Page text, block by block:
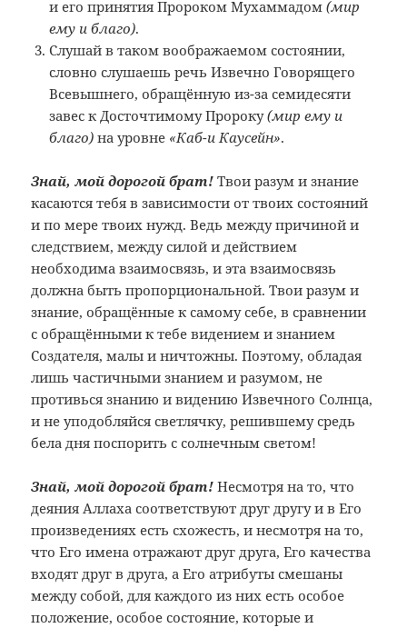
и его принятия Пророком Мухаммадом(мир
ему и благо).
Слушай в таком воображаемом состоянии,
словно слушаешь речь Извечно Говорящего
Всевышнего, обращённую из-за семидесяти
завес к Досточтимому Пророку(мир ему и
благо)на уровне «Каб-и Каусейн».
Знай, мой дорогой брат! Твои разум и знание
касаются тебя в зависимости от твоих состояний
и по мере твоих нужд. Ведь между причиной и
следствием, между силой и действием
необходима взаимосвязь, и эта взаимосвязь
должна быть пропорциональной. Твои разум и
знание, обращённые к самому себе, в сравнении
с обращёнными к тебе видением и знанием
Создателя, малы и ничтожны. Поэтому, обладая
лишь частичными знанием и разумом, не
противься знанию и видению Извечного Солнца,
и не уподобляйся светлячку, решившему средь
бела дня поспорить с солнечным светом!
Знай, мой дорогой брат! Несмотря на то, что
деяния Аллаха соответствуют друг другу и в Его
произведениях есть схожесть, и несмотря на то,
что Его имена отражают друг друга, Его качества
входят друг в друга, а Его атрибуты смешаны
между собой, для каждого из них есть особое
положение, особое состояние, которые и